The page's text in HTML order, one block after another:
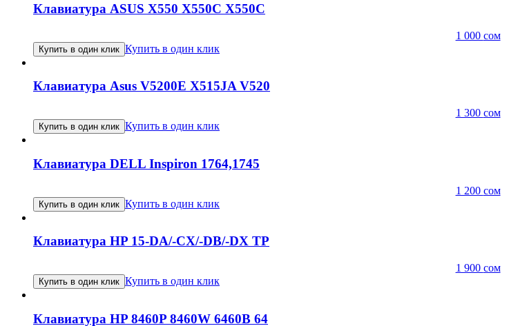
Клавиатура ASUS X550 X550C X550C
1 000 сом
Купить в один клик Купить в один клик
Клавиатура Asus V5200E X515JA V520
1 300 сом
Купить в один клик Купить в один клик
Клавиатура DELL Inspiron 1764,1745
1 200 сом
Купить в один клик Купить в один клик
Клавиатура HP 15-DA/-CX/-DB/-DX TP
1 900 сом
Купить в один клик Купить в один клик
Клавиатура HP 8460P 8460W 6460B 64